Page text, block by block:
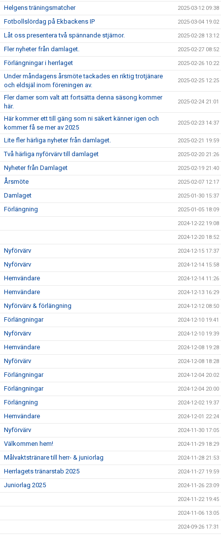
Helgens träningsmatcher 2025-03-12 09:38
Fotbollslördag på Ekbackens IP 2025-03-04 19:02
Låt oss presentera två spännande stjärnor. 2025-02-28 13:12
Fler nyheter från damlaget. 2025-02-27 08:52
Förlängningar i herrlaget 2025-02-26 10:22
Under måndagens årsmöte tackades en riktig trotjänare
och eldsjäl inom föreningen av.
2025-02-25 12:25
Fler damer som valt att fortsätta denna säsong kommer
här.
2025-02-24 21:01
Här kommer ett till gäng som ni säkert känner igen och
kommer få se mer av 2025
2025-02-23 14:37
Lite fler härliga nyheter från damlaget. 2025-02-21 19:59
Två härliga nyförvärv till damlaget 2025-02-20 21:26
Nyheter från Damlaget 2025-02-19 21:40
Årsmöte 2025-02-07 12:17
Damlaget 2025-01-30 15:37
Förlängning 2025-01-05 18:09
2024-12-22 19:08
2024-12-20 18:52
Nyförvärv 2024-12-15 17:37
Nyförvärv 2024-12-14 15:58
Hemvändare 2024-12-14 11:26
Hemvändare 2024-12-13 16:29
Nyförvärv & förlängning 2024-12-12 08:50
Förlängningar 2024-12-10 19:41
Nyförvärv 2024-12-10 19:39
Hemvändare 2024-12-08 19:28
Nyförvärv 2024-12-08 18:28
Förlängningar 2024-12-04 20:02
Förlängningar 2024-12-04 20:00
Förlängning 2024-12-02 19:37
Hemvändare 2024-12-01 22:24
Nyförvärv 2024-11-30 17:05
Välkommen hem! 2024-11-29 18:29
Målvaktstränare till herr- & juniorlag 2024-11-28 21:53
Herrlagets tränarstab 2025 2024-11-27 19:59
Juniorlag 2025 2024-11-26 23:09
2024-11-22 19:45
2024-11-06 13:05
2024-09-26 17:31